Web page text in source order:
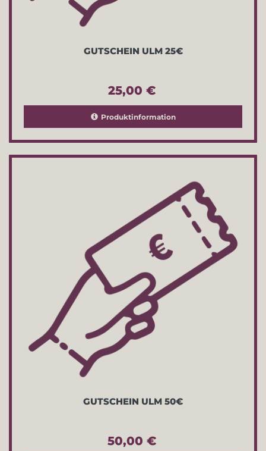
GUTSCHEIN ULM 25€
25,00 €
Produktinformation
GUTSCHEIN ULM 50€
50,00 €